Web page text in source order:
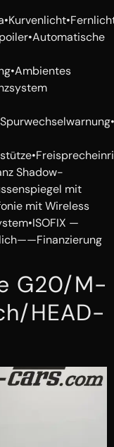
Shadow-
mit
mit Wireless
—
G20/M-
HEAD-